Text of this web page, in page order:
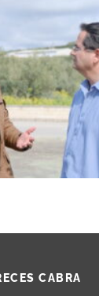
CABRA